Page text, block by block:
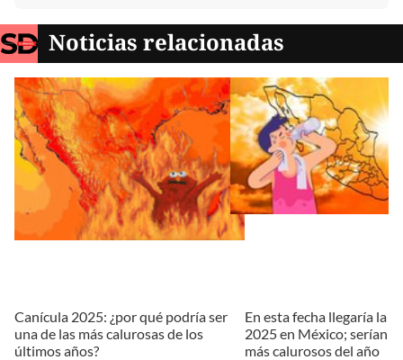
Noticias relacionadas
Canícula 2025: ¿por qué podría ser
una de las más calurosas de los
últimos años?
En esta fecha llegaría la
2025 en México; serían
más calurosos del año